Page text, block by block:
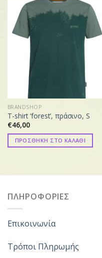
BRANDSHOP
T-shirt ‘forest’, πράσινο, S
€46,00
ΠΡΟΣΘΗΚΗ ΣΤΟ ΚΑΛΑΘΙ
ΠΛΗΡΟΦΟΡΙΕΣ
Επικοινωνία
Τρόποι Πληρωμής